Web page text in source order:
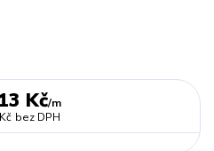
Kč/m
bez DPH